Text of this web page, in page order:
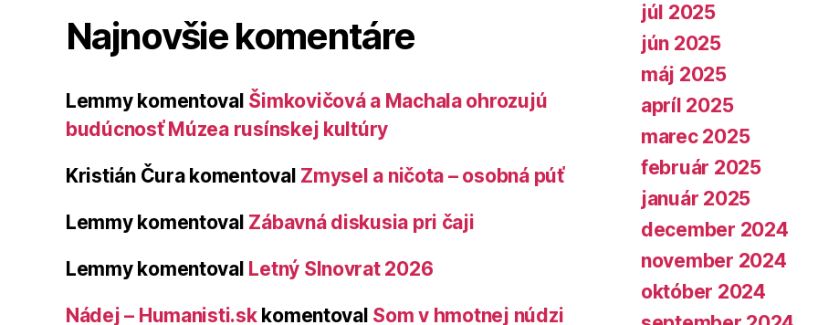
Najnovšie komentáre
Lemmykomentoval Šimkovičová a Machala ohrozujú
budúcnosť Múzea rusínskej kultúry
Kristián Čurakomentoval Zmysel a ničota – osobná púť
Lemmykomentoval Zábavná diskusia pri čaji
Lemmykomentoval Letný Slnovrat 2026
Nádej – Humanisti.skkomentoval Som v hmotnej núdzi
júl 2025
jún 2025
máj 2025
apríl 2025
marec 2025
február 2025
január 2025
december 2024
november 2024
október 2024